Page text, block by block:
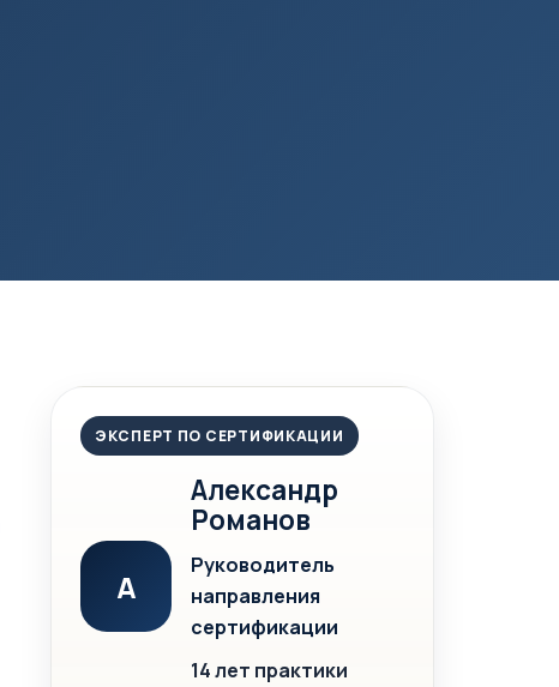
ЭКСПЕРТ ПО СЕРТИФИКАЦИИ
А
Александр
Романов
Руководитель
направления
сертификации
14 лет практики